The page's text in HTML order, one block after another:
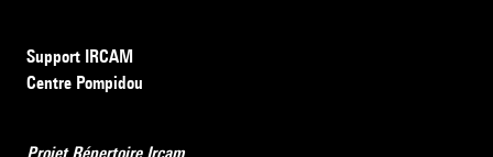
Support IRCAM
Centre Pompidou